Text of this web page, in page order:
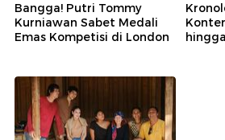
Bangga! Putri Tommy
Kurniawan Sabet Medali
Emas Kompetisi di London